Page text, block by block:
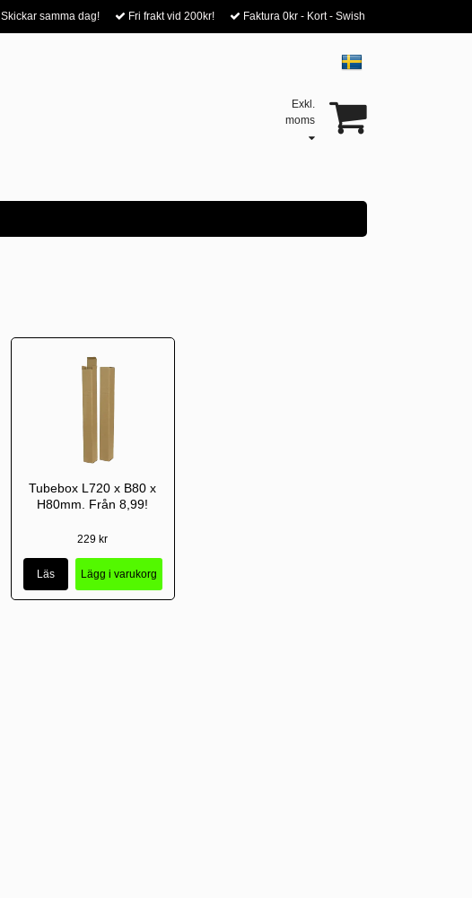
Skickar samma dag! Fri frakt vid 200kr! Faktura 0kr - Kort - Swish
Exkl.
moms
Tubebox L720 x B80 x
H80mm. Från 8,99!
229 kr
Läs Lägg i varukorg